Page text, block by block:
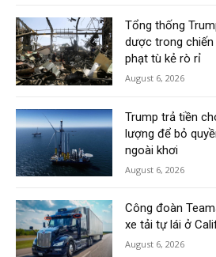
Tổng thống
dược trong
phạt tù kẻ rò rỉ
August 6, 2026
Trump trả tiền
lượng để bỏ
ngoài khơi
August 6, 2026
Công đoàn
xe tải tự lái ở
August 6, 2026